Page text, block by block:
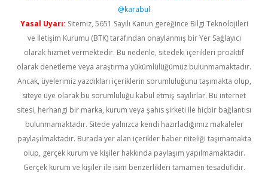
@karabul
Yasal Uyarı: Sitemiz, 5651 Sayılı Kanun gereğince Bilgi Teknolojileri
ve İletişim Kurumu (BTK) tarafından onaylanmış bir Yer Sağlayıcı
olarak hizmet vermektedir. Bu nedenle, sitedeki içerikleri proaktif
olarak denetleme veya araştırma yükümlülüğümüz bulunmamaktadır.
Ancak, üyelerimiz yazdıkları içeriklerin sorumluluğunu taşımakta olup,
siteye üye olarak bu sorumluluğu kabul etmiş sayılırlar. Bu internet
sitesi, herhangi bir marka, kurum veya şahıs şirketi ile hiçbir bağlantısı
bulunmamaktadır. Sitede yalnızca kendi hazırladığımız makaleler
paylaşılmaktadır. Burada yer alan içerikler haber niteliği taşımamakta
olup, gerçek kurum ve kişiler hakkında paylaşım yapılmamaktadır.
Gerçek kurum ve kişiler ile isim benzerlikleri tamamen tesadüfidir.